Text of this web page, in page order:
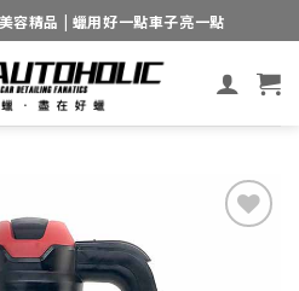
容精品 | 蠟用好一點車子亮一點